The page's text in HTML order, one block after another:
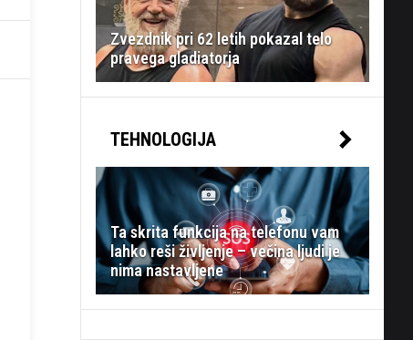
Zvezdnik pri 62 letih pokazal telo
pravega gladiatorja
TEHNOLOGIJA
Ta skrita funkcija na telefonu vam
lahko reši življenje – večina ljudi je
nima nastavljene